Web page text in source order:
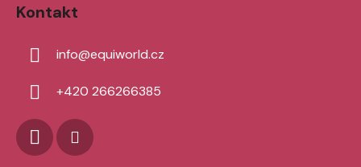
Kontakt
info@equiworld.cz
+420 266266385